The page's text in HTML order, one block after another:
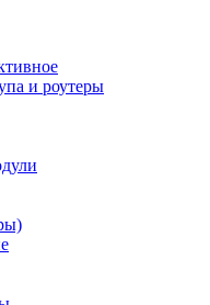
и роутеры